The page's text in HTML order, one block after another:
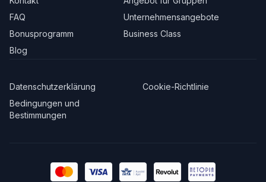
FAQ
Bonusprogramm
Blog
Unternehmensangebote
Business Class
Datenschutzerklärung
Cookie-Richtlinie
Bedingungen und
Bestimmungen